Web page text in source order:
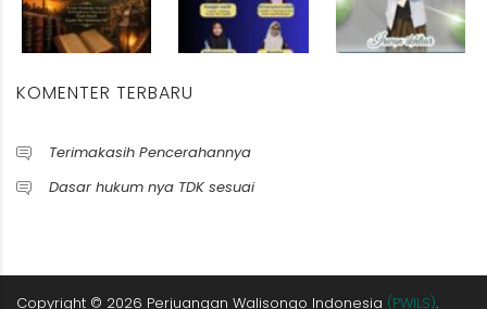
KOMENTER TERBARU
Terimakasih Pencerahannya
Dasar hukum nya TDK sesuai
Copyright © 2026 Perjuangan Walisongo Indonesia (PWILS).